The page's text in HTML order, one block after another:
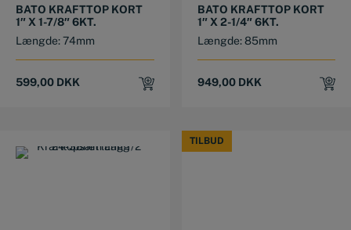
BATO KRAFTTOP KORT
1″ X 1-7/8″ 6KT.
Længde: 74mm
599,00 DKK
BATO KRAFTTOP KORT
1″ X 2-1/4″ 6KT.
Længde: 85mm
949,00 DKK
TILBUD
TILBUD